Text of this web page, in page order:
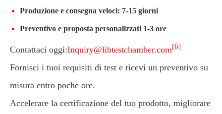
Produzione e consegna veloci: 7-15 giorni
Preventivo e proposta personalizzati 1-3 ore
Contattaci oggi:Inquiry@libtestchamber.com[6]
Fornisci i tuoi requisiti di test e ricevi un preventivo su
misura entro poche ore.
Accelerare la certificazione del tuo prodotto, migliorare